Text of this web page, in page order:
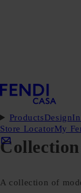
ProductsDesign
Store LocatorMy
A collection of